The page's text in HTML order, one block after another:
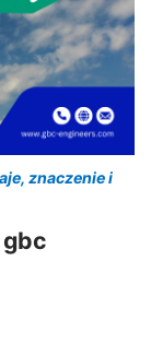
znaczenie i